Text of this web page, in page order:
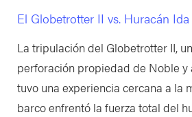
El Globetrotter II vs. Huracán Ida
La tripulación del Globetrotter II,
perforación propiedad de Noble y
tuvo una experiencia cercana a la
barco enfrentó la fuerza total del